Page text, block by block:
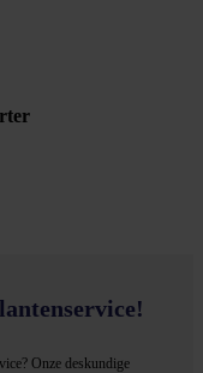
Onze deskundige